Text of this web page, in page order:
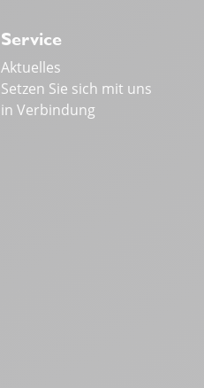
Service
Aktuelles
Setzen Sie sich mit uns
in Verbindung